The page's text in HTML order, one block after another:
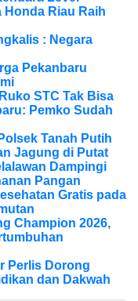
Honda Riau Raih
: Negara
Pekanbaru
STC Tak Bisa
Pemko Sudah
Tanah Putih
Jagung di Putat
Dampingi
Pangan
Gratis pada
Champion 2026,
Perlis Dorong
dan Dakwah